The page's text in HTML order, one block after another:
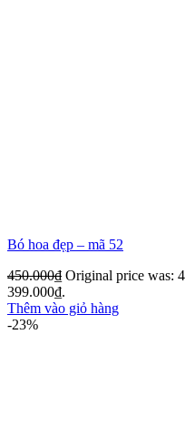
Bó hoa đẹp – mã 52
450.000₫ Original price was:
399.000₫.
Thêm vào giỏ hàng
-23%